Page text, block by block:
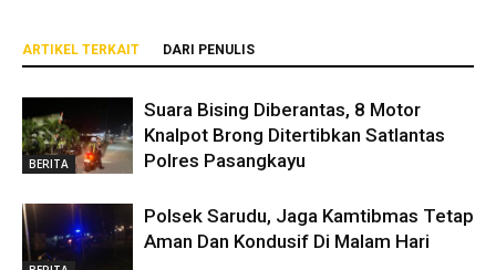
ARTIKEL TERKAIT DARI PENULIS
BERITA
Suara Bising Diberantas, 8 Motor
Knalpot Brong Ditertibkan Satlantas
Polres Pasangkayu
Polsek Sarudu, Jaga Kamtibmas Tetap
Aman Dan Kondusif Di Malam Hari